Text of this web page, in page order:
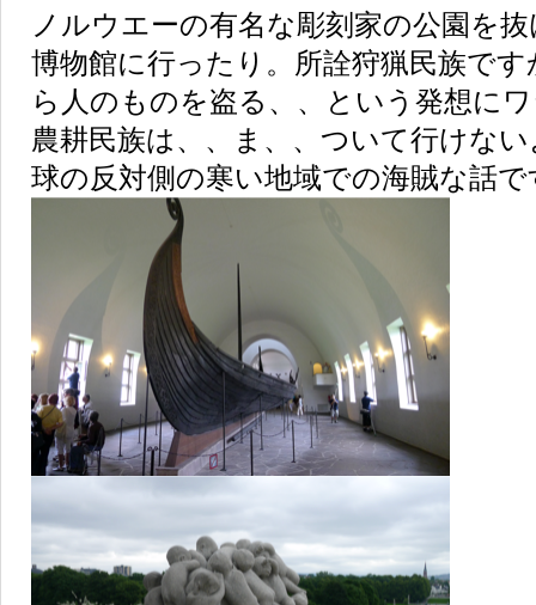
ノルウエーの有名な彫刻家の公園を
博物館に行ったり。所詮狩猟民族で
ら人のものを盗る、、という発想に
農耕民族は、、ま、、ついて行けな
球の反対側の寒い地域での海賊な話